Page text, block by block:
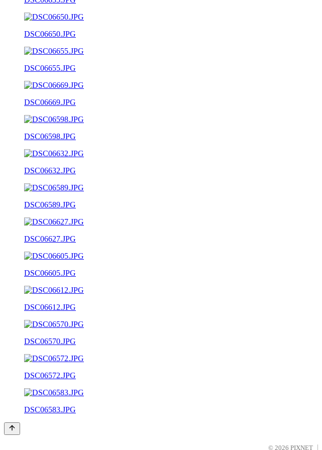
DSC06650.JPG
DSC06655.JPG
DSC06669.JPG
DSC06598.JPG
DSC06632.JPG
DSC06589.JPG
DSC06627.JPG
DSC06605.JPG
DSC06612.JPG
DSC06570.JPG
DSC06572.JPG
DSC06583.JPG
© 2026 PIXNET